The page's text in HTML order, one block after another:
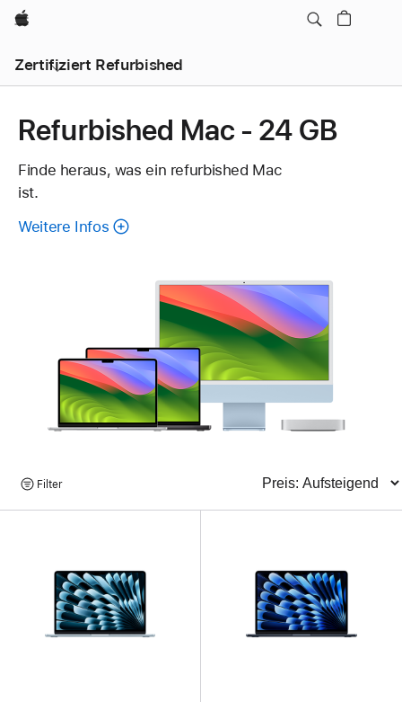
Apple
Zertifiziert Refurbished
Refurbished Mac - 24 GB
Finde heraus, was ein refurbished Mac
ist.
Weitere Infos
Produkte
suchen
Filter